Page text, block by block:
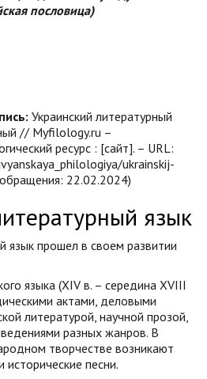
пословица)
Украинский литературный
// Myfilology.ru –
ресурс : [сайт]. – URL:
ukrainskij-
22.02.2024)
язык
язык прошел в своем развитии
языка (XIV в. – середина XVIII
актами, деловыми
литературой, научной прозой,
разных жанров. В
творчестве возникают
песни.